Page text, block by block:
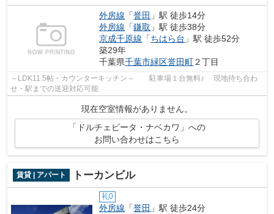
外房線 「誉田 」駅 徒歩14分
外房線 「鎌取 」駅 徒歩38分
京成千原線 「ちはら台 」駅 徒歩52分
築29年
千葉県千葉市緑区誉田町２丁目
～LDK11.5帖・カウンターキッチン～ 駐車場１台無料♪ 現地待ち合わ
せ・駅までの送迎対応可能
現在空室情報がありません。
「ドルチェビータ・ナベカワ」への
お問い合わせはこちら
賃貸 | アパート トーカンビル
礼0
外房線 「誉田 」駅 徒歩24分